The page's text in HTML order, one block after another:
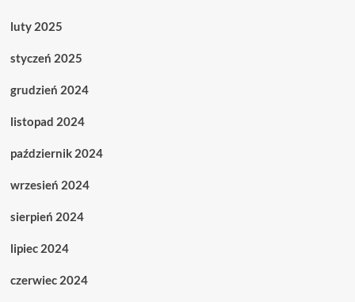
luty 2025
styczeń 2025
grudzień 2024
listopad 2024
październik 2024
wrzesień 2024
sierpień 2024
lipiec 2024
czerwiec 2024